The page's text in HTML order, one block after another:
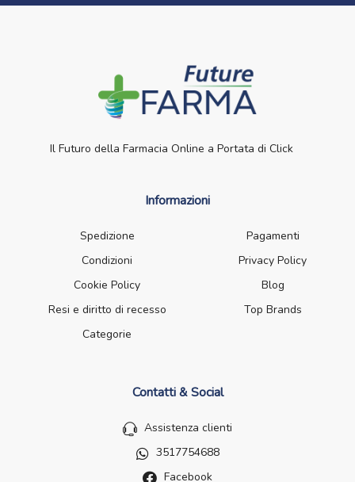
Il Futuro della Farmacia Online a Portata di Click
Informazioni
Spedizione
Pagamenti
Condizioni
Privacy Policy
Cookie Policy
Blog
Resi e diritto di recesso
Top Brands
Categorie
Contatti & Social
Assistenza clienti
3517754688
Facebook